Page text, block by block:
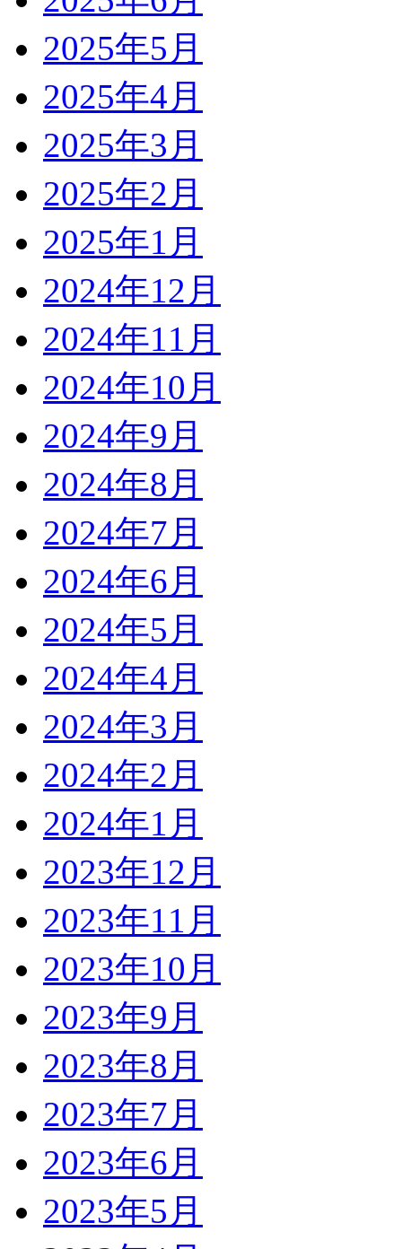
2025年5月
2025年4月
2025年3月
2025年2月
2025年1月
2024年12月
2024年11月
2024年10月
2024年9月
2024年8月
2024年7月
2024年6月
2024年5月
2024年4月
2024年3月
2024年2月
2024年1月
2023年12月
2023年11月
2023年10月
2023年9月
2023年8月
2023年7月
2023年6月
2023年5月